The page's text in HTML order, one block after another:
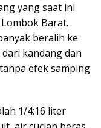
yang saat ini
Barat.
beralih ke
kandang dan
efek samping
1/4:16 liter